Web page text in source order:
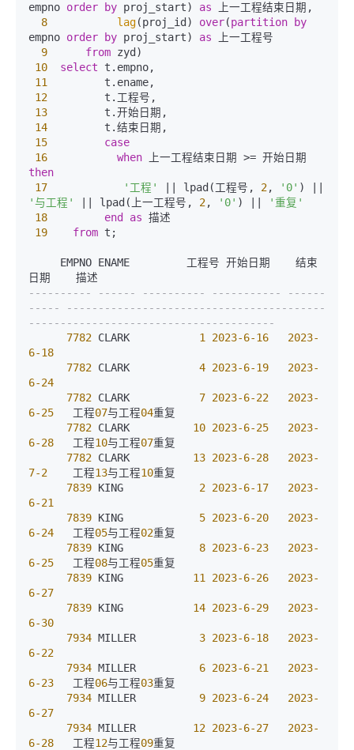
empno order by proj_start) as 上一工程结束日期,
8
lag(proj_id) over(partition
by
empno order by proj_start) as 上一工程号
9
from zyd)
10
select t.empno,
11
         t.ename,
12
         t.工程号,
13
         t.开始日期,
14
         t.结束日期,
15
case
16
when 上一工程结束日期 >=
then
17
'工程' lpad(工程号, 2, '0' )
'与工程'
lpad(上一工程号, 2, '0' )
'重复'
18
end as 描述
19
from t;
---------- ------ ---------- ----------- ------
----- -----------------------------------------
---------------------------------------
7782 CLARK 1 2023-6-16 2023-
6-18
7782 CLARK 4 2023-6-19 2023-
6-24
7782 CLARK 7 2023-6-22 2023-
6-25
   工程
07与工程04重复
7782 CLARK 10 2023-6-25 2023-
6-28
   工程
10与工程07重复
7782 CLARK 13 2023-6-28 2023-
7-2
    工程
13与工程10重复
7839 KING 2 2023-6-17 2023-
6-21
7839 KING 5 2023-6-20 2023-
6-24
   工程
05与工程02重复
7839 KING 8 2023-6-23 2023-
6-25
   工程
08与工程05重复
7839 KING 11 2023-6-26 2023-
6-27
7839 KING 14 2023-6-29 2023-
6-30
7934 MILLER 3 2023-6-18 2023-
6-22
7934 MILLER 6 2023-6-21 2023-
6-23
   工程
06与工程03重复
7934 MILLER 9 2023-6-24 2023-
6-27
7934 MILLER 12 2023-6-27 2023-
6-28
   工程
12与工程09重复